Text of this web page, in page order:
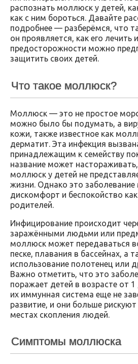
распознать моллюск у детей,
как с ним бороться. Давайте
подробнее — разберёмся, что
он проявляется, как его лечить
предосторожности можно
защитить своих детей.
Что такое моллюск?
Моллюск — это не простое
можно было бы подумать, а
кожи, также известное как
дерматит. Эта инфекция
принадлежащим к семейству
название может
моллюск у детей не
жизни. Однако это
дискомфорт и беспокойство как
родителей.
Инфицирование происходит
заражёнными людьми или
моллюск может передаваться
песке, плавания в бассейнах, а
использование полотенец или
Важно отметить, что это
поражает детей в возрасте от 1
их иммунная система еще не
развитие, и они больше рискуют
местах скопления людей.
Симптомы моллюска